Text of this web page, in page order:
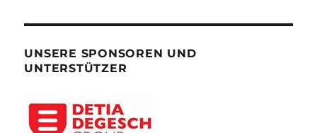
UNSERE SPONSOREN UND
UNTERSTÜTZER